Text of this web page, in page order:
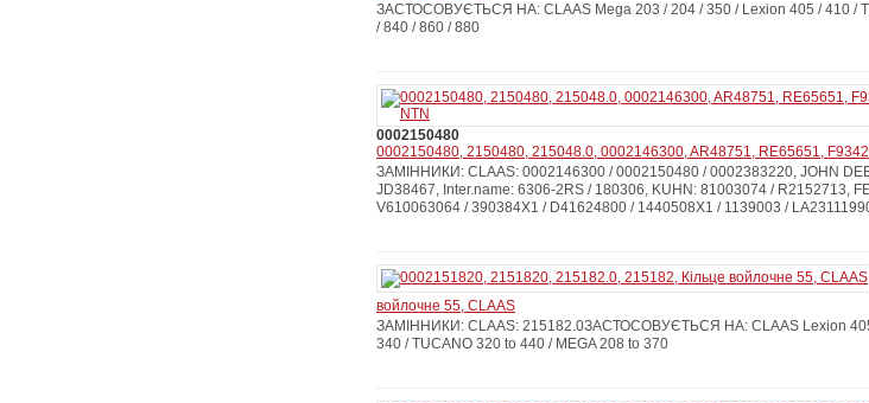
ЗАСТОСОВУЄТЬСЯ НА: CLAAS Mega 203 / 204 / 350 / Lexion 405 / 410 /
/ 840 / 860 / 880
0002150480
0002150480, 2150480, 215048.0, 0002146300, AR48751, RE65651,
ЗАМІННИКИ: CLAAS: 0002146300 / 0002150480 / 0002383220, JOHN
JD38467, Inter.name: 6306-2RS / 180306, KUHN: 81003074 / R2152713,
V610063064 / 390384X1 / D41624800 / 1440508X1 / 1139003 /
войлочне 55, CLAAS
ЗАМІННИКИ: CLAAS: 215182.0ЗАСТОСОВУЄТЬСЯ НА: CLAAS Lexion 405
340 / TUCANO 320 to 440 / MEGA 208 to 370